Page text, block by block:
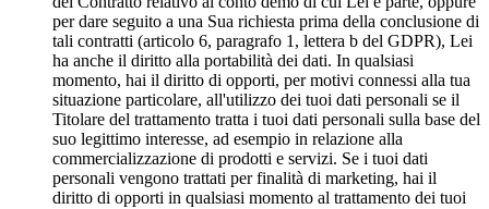
per dare seguito a una Sua richiesta prima della conclusione di
tali contratti (articolo 6, paragrafo 1, lettera b del GDPR), Lei
ha anche il diritto alla portabilità dei dati. In qualsiasi
momento, hai il diritto di opporti, per motivi connessi alla tua
situazione particolare, all'utilizzo dei tuoi dati personali se il
Titolare del trattamento tratta i tuoi dati personali sulla base del
suo legittimo interesse, ad esempio in relazione alla
commercializzazione di prodotti e servizi. Se i tuoi dati
personali vengono trattati per finalità di marketing, hai il
diritto di opporti in qualsiasi momento al trattamento dei tuoi